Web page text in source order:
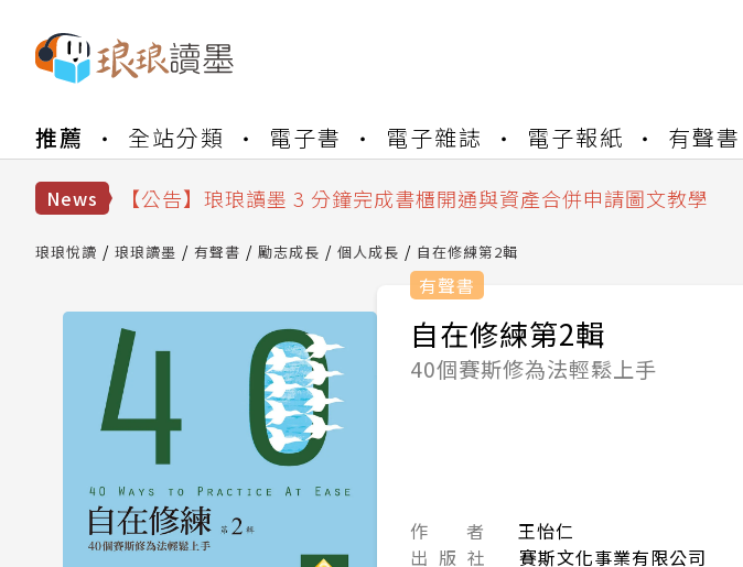
推薦 全站分類 電子書 電子雜誌 電子報紙 有聲書
News
【公告】琅琅讀墨數位閱讀資產合併與書櫃開通申請
【公告】琅琅讀墨 3 分鐘完成書櫃開通與資產合併申請圖文教學
【公告】琅琅讀墨數位閱讀資產合併與書櫃開通申請
琅琅悅讀 琅琅讀墨 有聲書 勵志成長 個人成長 自在修練第2輯
有聲書
自在修練第2輯
40個賽斯修為法輕鬆上手
作 者
王怡仁
出 版 社
賽斯文化事業有限公司